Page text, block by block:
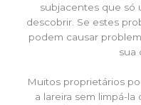
subjacentes que só
descobrir. Se estes
podem causar
sua
Muitos proprietários
a lareira sem limpá-